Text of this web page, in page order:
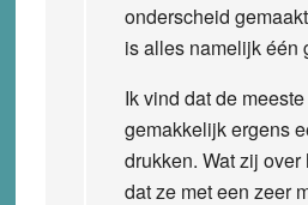
onderscheid
is alles namelijk één
Ik vind dat de
gemakkelijk ergens
drukken. Wat zij
dat ze met een zeer